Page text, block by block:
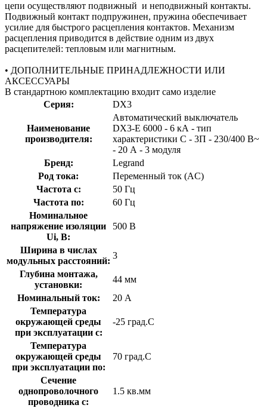
цепи осуществляют подвижный и неподвижный контакты.
Подвижный контакт подпружинен, пружина обеспечивает
усилие для быстрого расцепления контактов. Механизм
расцепления приводится в действие одним из двух
расцепителей: тепловым или магнитным.
• ДОПОЛНИТЕЛЬНЫЕ ПРИНАДЛЕЖНОСТИ ИЛИ
АКСЕССУАРЫ
В стандартною комплектацию входит само изделие
Серия:
DX3
Наименование
производителя:
Автоматический выключатель
DX3-E 6000 - 6 кА - тип
характеристики C - 3П - 230/400 В~
- 20 А - 3 модуля
Бренд:
Legrand
Род тока:
Переменный ток (AC)
Частота с:
50 Гц
Частота по:
60 Гц
Номинальное
напряжение изоляции
Ui, В:
500 В
Ширина в числах
модульных расстояний:
3
Глубина монтажа,
установки:
44 мм
Номинальный ток:
20 А
Температура
окружающей среды
при эксплуатации с:
-25 град.C
Температура
окружающей cреды
при эксплуатации по:
70 град.C
Сечение
однопроволочного
проводника с:
1.5 кв.мм